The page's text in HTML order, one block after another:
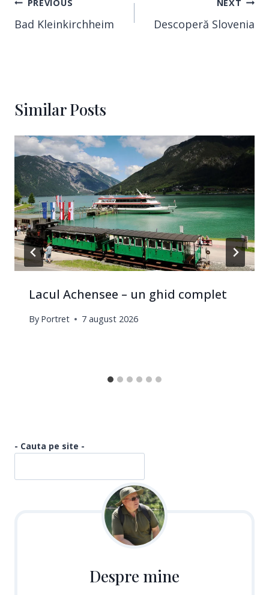
PREVIOUS
Bad Kleinkirchheim
NEXT
Descoperă Slovenia
Similar Posts
Lacul Achensee – un ghid complet
By Portret 7 august 2026
- Cauta pe site -
Despre mine